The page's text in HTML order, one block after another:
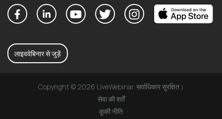
लाइववेबिनार से जुड़ें
Copyright © 2026 LiveWebinar. सर्वाधिकार सुरक्षित।
सेवा की शर्तें
कूकी नीति